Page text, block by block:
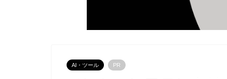
AI・ツール PR